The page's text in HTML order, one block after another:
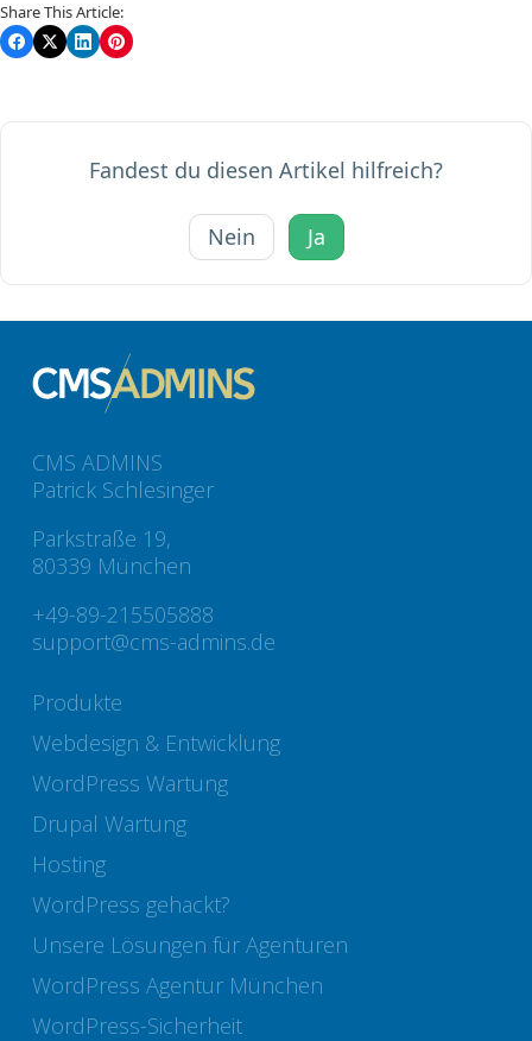
Share This Article:
Fandest du diesen Artikel hilfreich?
Nein Ja
CMS ADMINS
Patrick Schlesinger
Parkstraße 19,
80339 München
+49-89-215505888
support@cms-admins.de
Produkte
Webdesign & Entwicklung
WordPress Wartung
Drupal Wartung
Hosting
WordPress gehackt?
Unsere Lösungen für Agenturen
WordPress Agentur München
WordPress-Sicherheit